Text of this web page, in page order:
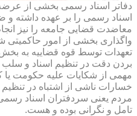
دفاتر اسناد رسمی بخشی از
اسناد رسمی را بر عهده داشته و
معاضدت قضایی جامعه را نیز
واگذاری بخشی از امور حاکمیتی
تعهدات توسط قوه قضاییه به
بردن دقت در تنظیم اسناد و
مهمی از شکایات علیه حکومت یا
خسارات ناشی از اشتباه در
مردم یعنی سردفتران اسناد
تامل و نگرانی بوده و هست.